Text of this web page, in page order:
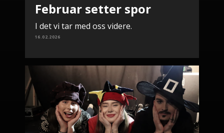
Februar setter spor
I det vi tar med oss videre.
16.02.2026